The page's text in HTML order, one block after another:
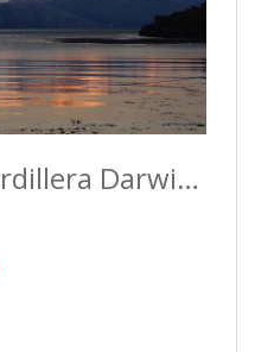
02 The Cordillera Darwin In Tierra Del Fuego - Best Of 16